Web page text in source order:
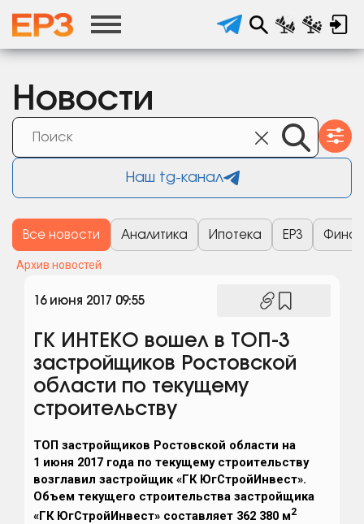
Новости
Наш tg-канал
Все новости Аналитика Ипотека ЕРЗ
Архив новостей
16 июня 2017 09:55
ГК ИНТЕКО вошел в ТОП-3
застройщиков Ростовской
области по текущему
строительству
ТОП застройщиков Ростовской области на
1 июня 2017 года по текущему строительству
возглавил застройщик «ГК ЮгСтройИнвест».
Объем текущего строительства застройщика
«ГК ЮгСтройИнвест» составляет 362 380 м2